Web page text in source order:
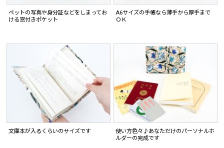
ペットの写真や身分証などをしまってお
ける窓付きポケット
A6サイズの手帳なら薄手から厚手まで
ＯＫ
文庫本が入るくらいのサイズです
使い方色々♪あなただけのパーソナルホ
ルダーの完成です